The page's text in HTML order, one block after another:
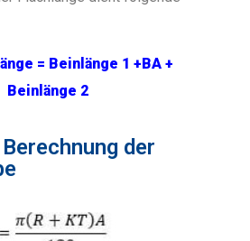
= Beinlänge 1 +BA +
Beinlänge 2
der